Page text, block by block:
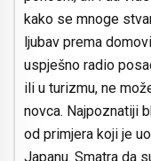
kako se mnoge
ljubav prema
uspješno radio
ili u turizmu, ne
novca. Najpoznatiji
od primjera koji je
Japanu. Smatra da